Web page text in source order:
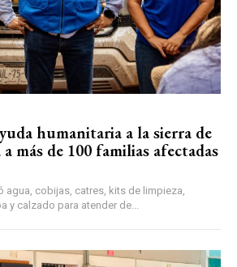
humanitaria a la sierra de
más de 100 familias afectadas
agua, cobijas, catres, kits de limpieza,
y calzado para atender de...